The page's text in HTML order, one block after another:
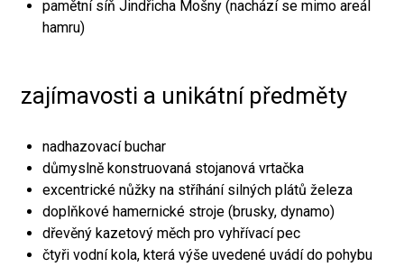
pamětní síň Jindřicha Mošny (nachází se mimo areál
hamru)
zajímavosti a unikátní předměty
nadhazovací buchar
důmyslně konstruovaná stojanová vrtačka
excentrické nůžky na stříhání silných plátů železa
doplňkové hamernické stroje (brusky, dynamo)
dřevěný kazetový měch pro vyhřívací pec
čtyři vodní kola, která výše uvedené uvádí do pohybu